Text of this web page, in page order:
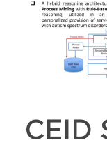
CEID